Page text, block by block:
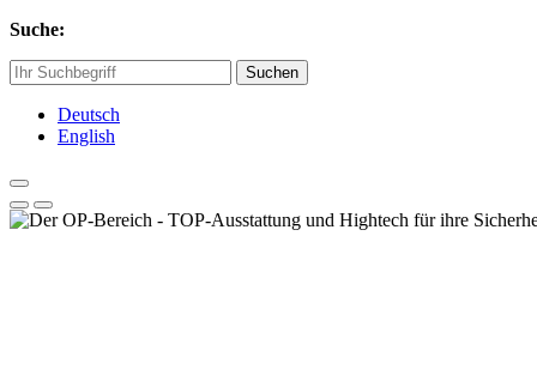
Suche:
Suchen
Deutsch
English